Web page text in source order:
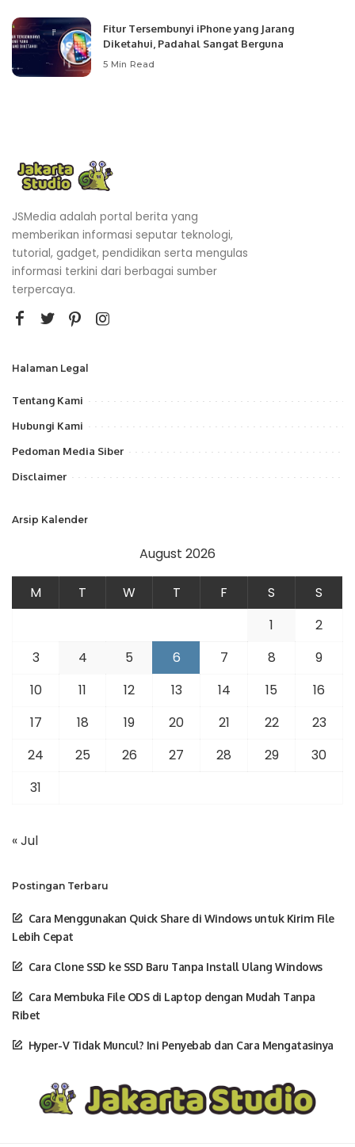
Fitur Tersembunyi iPhone yang Jarang
Diketahui, Padahal Sangat Berguna
5 Min Read
JSMedia adalah portal berita yang
memberikan informasi seputar teknologi,
tutorial, gadget, pendidikan serta mengulas
informasi terkini dari berbagai sumber
terpercaya.
Halaman Legal
Tentang Kami
Hubungi Kami
Pedoman Media Siber
Disclaimer
Arsip Kalender
August 2026
M T W T F S
S
1
2
3
4 5 6 7 8
9
10
11 12 13 14 15
16
17
18 19 20 21 22
23
24
25 26 27 28 29
30
31
« Jul
Postingan Terbaru
Cara Menggunakan Quick Share di Windows untuk Kirim File
Lebih Cepat
Cara Clone SSD ke SSD Baru Tanpa Install Ulang Windows
Cara Membuka File ODS di Laptop dengan Mudah Tanpa
Ribet
Hyper-V Tidak Muncul? Ini Penyebab dan Cara Mengatasinya